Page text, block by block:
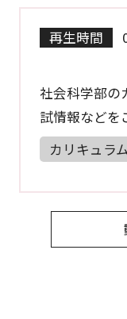
再生時間
社会科学部の
試情報などを
カリキュラ